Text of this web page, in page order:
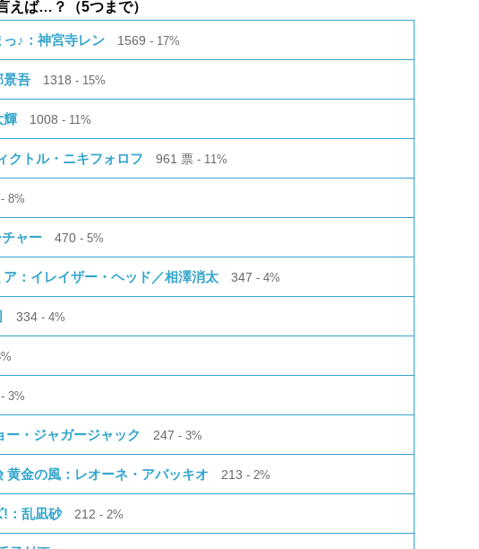
えば…？（5つまで）
♪：神宮寺レン 1569 17%
景吾 1318 15%
輝 1008 11%
クトル・ニキフォロフ 961 票 11%
8%
ャー 470 5%
：イレイザー・ヘッド／相澤消太 347 4%
334 4%
3%
・ジャガージャック 247 3%
黄金の風：レオーネ・アバッキオ 213 2%
!：乱凪砂 212 2%